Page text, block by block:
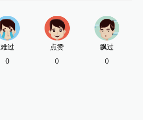
难过
0
点赞
0
飘过
0